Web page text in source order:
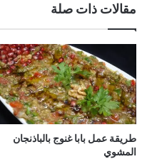
مقالات ذات صلة
طريقة عمل بابا غنوج بالباذنجان
المشوي